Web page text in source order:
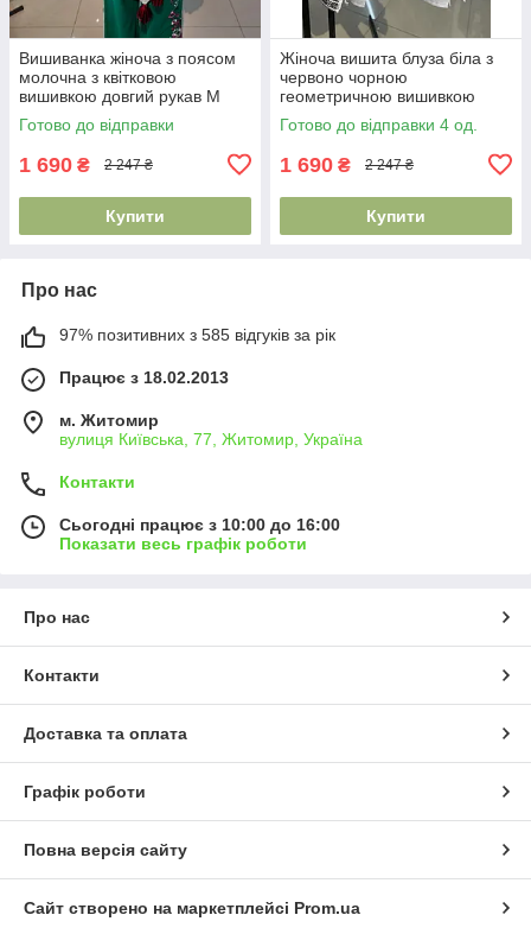
Вишиванка жіноча з поясом
молочна з квітковою
вишивкою довгий рукав M
2XL
Готово до відправки
1 690 ₴ 2 247 ₴
Купити
Жіноча вишита блуза біла з
червоно чорною
геометричною вишивкою
довгий рукав S–2XL
Готово до відправки 4 од.
1 690 ₴ 2 247 ₴
Купити
Про нас
97% позитивних з 585 відгуків за рік
Працює з 18.02.2013
м. Житомир
вулиця Київська, 77, Житомир, Україна
Контакти
Сьогодні працює з 10:00 до 16:00
Показати весь графік роботи
Про нас
Контакти
Доставка та оплата
Графік роботи
Повна версія сайту
Сайт створено на маркетплейсі Prom.ua